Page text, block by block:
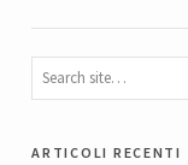
articoli recenti